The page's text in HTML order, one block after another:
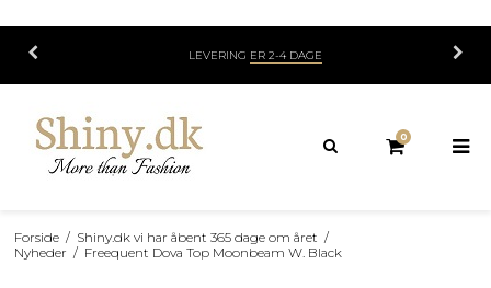
ER 2-4 DAGE LIVE SALG HVER MANDAG
0
Forside / Shiny.dk vi har åbent 365 dage om året /
Nyheder / Freequent Dova Top Moonbeam W. Black